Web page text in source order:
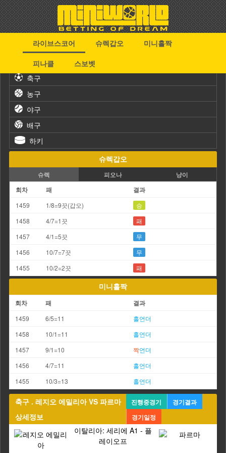
라이브스코어 슈렉갑오
미니홀짝
피나클
스보벳
축구
농구
야구
배구
하키
슈렉갑오
슈렉 피오나 냥이
회차 패 결과
1459 1/8=9끗(갑오)
승
1458
4/7=1끗
패
1457
4/1=5끗
무
1456
10/7=7끗
무
1455
10/2=2끗 패
미니홀짝
회차 패 결과
1459 6/5=11 홀언더
1458
10/1=11 홀언더
1457
9/1=10 짝언더
1456
4/7=11 홀언더
1455
10/3=13 홀언더
축구 . 레지오 에밀리아 VS 파르마
상세정보
진행중경기
경기결과
경기일정
이탈리아: 세리에 A1 - 플
레이오프